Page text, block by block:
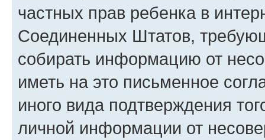
частных прав ребенка в
Соединенных Штатов,
собирать информацию от
иметь на это письменное
иного вида подтверждения
личной информации от